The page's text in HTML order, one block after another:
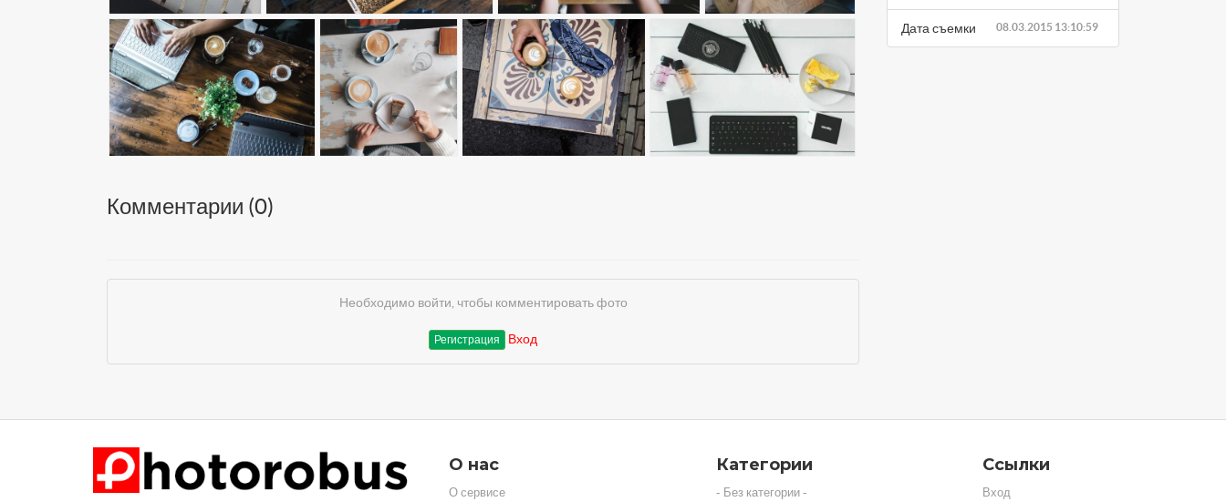
Комментарии (0)
Необходимо войти, чтобы комментировать фото
Регистрация Вход
08.03.2015 13:10:59
Дата съемки
О нас
О сервисе
Категории
- Без категории -
Ссылки
Вход